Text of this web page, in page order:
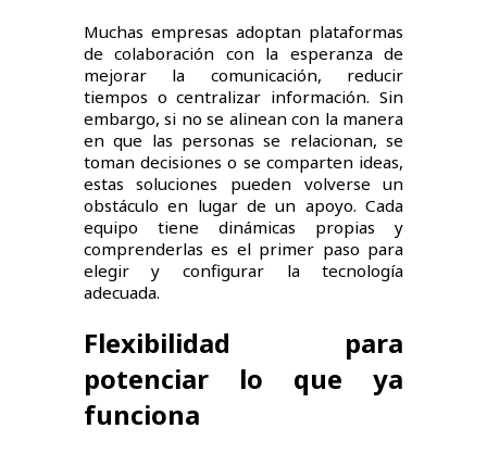
Muchas empresas adoptan plataformas
de colaboración con la esperanza de
mejorar la comunicación, reducir
tiempos o centralizar información. Sin
embargo, si no se alinean con la manera
en que las personas se relacionan, se
toman decisiones o se comparten ideas,
estas soluciones pueden volverse un
obstáculo en lugar de un apoyo. Cada
equipo tiene dinámicas propias y
comprenderlas es el primer paso para
elegir y configurar la tecnología
adecuada.
Flexibilidad para
potenciar lo que ya
funciona